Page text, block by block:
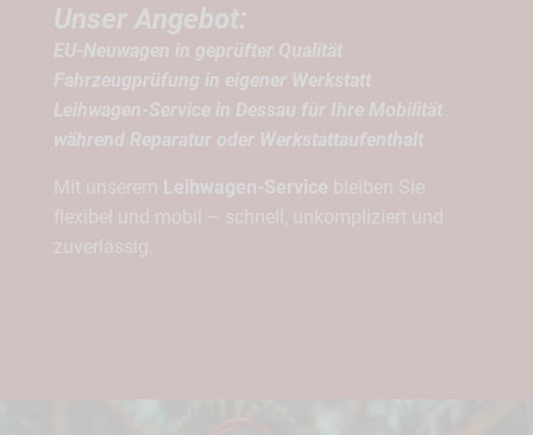
Unser Angebot:
EU-Neuwagen in geprüfter Qualität
Fahrzeugprüfung in eigener Werkstatt
Leihwagen-Service in Dessau für Ihre Mobilität
während Reparatur oder Werkstattaufenthalt
Mit unserem Leihwagen-Service bleiben Sie
flexibel und mobil – schnell, unkompliziert und
zuverlässig.